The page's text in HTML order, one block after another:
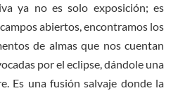
ya no es solo exposición; es
abiertos, encontramos los
de almas que nos cuentan
por el eclipse, dándole una
Es una fusión salvaje donde la